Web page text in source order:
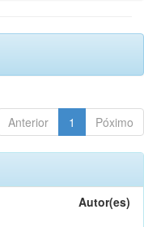
Anterior 1 Póximo
Autor(es)